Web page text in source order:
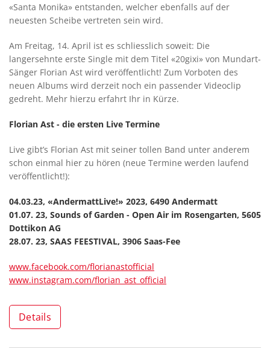
«Santa Monika» entstanden, welcher ebenfalls auf der
neuesten Scheibe vertreten sein wird.
Am Freitag, 14. April ist es schliesslich soweit: Die
langersehnte erste Single mit dem Titel «20gixi» von Mundart-
Sänger Florian Ast wird veröffentlicht! Zum Vorboten des
neuen Albums wird derzeit noch ein passender Videoclip
gedreht. Mehr hierzu erfahrt Ihr in Kürze.
Florian Ast - die ersten Live Termine
Live gibt’s Florian Ast mit seiner tollen Band unter anderem
schon einmal hier zu hören (neue Termine werden laufend
veröffentlicht!):
04.03.23, «AndermattLive!» 2023, 6490 Andermatt
01.07. 23, Sounds of Garden - Open Air im Rosengarten, 5605
Dottikon AG
28.07. 23, SAAS FEESTIVAL, 3906 Saas-Fee
www.facebook.com/florianastofficial
www.instagram.com/florian_ast_official
Details